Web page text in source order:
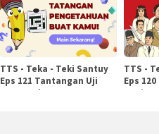
TTS - Teka - Teki Santuy
Eps 121 Tantangan Uji
Pengetahuan
TTS -
Eps